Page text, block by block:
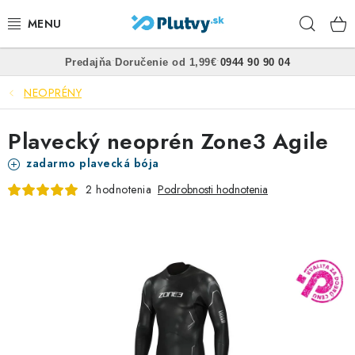
na
PLÁVANIE
ŠNORCHLOVANIE
FREEDIVING
SPEARFISHING
Predajňa• Doručenie od 1,99€• 0944 90 90 04
NEOPRÉNY
Plavecký neoprén Zone3 Agile
zadarmo plavecká bója
2 hodnotenia Podrobnosti hodnotenia